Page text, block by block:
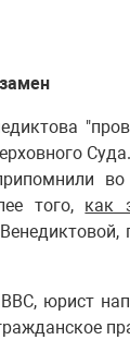
во
того, как
юрист